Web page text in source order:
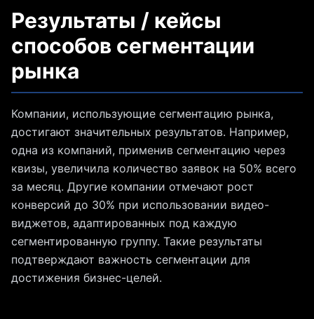
Результаты / кейсы
способов сегментации
рынка
Компании, использующие сегментацию рынка,
достигают значительных результатов. Например,
одна из компаний, применив сегментацию через
квизы, увеличила количество заявок на 50% всего
за месяц. Другие компании отмечают рост
конверсий до 30% при использовании видео-
виджетов, адаптированных под каждую
сегментированную группу. Такие результаты
подтверждают важность сегментации для
достижения бизнес-целей.